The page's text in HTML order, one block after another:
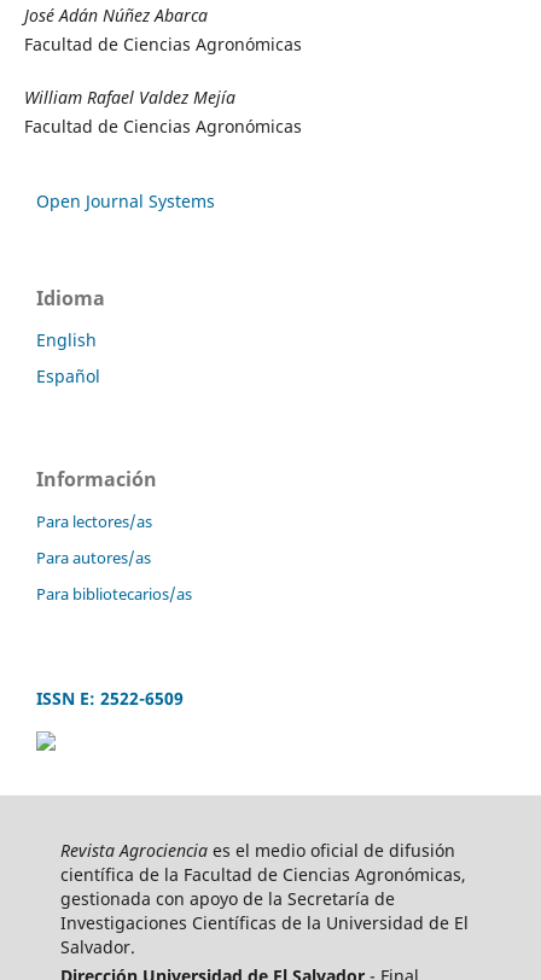
José Adán Núñez Abarca
Facultad de Ciencias Agronómicas
William Rafael Valdez Mejía
Facultad de Ciencias Agronómicas
Open Journal Systems
Idioma
English
Español
Información
Para lectores/as
Para autores/as
Para bibliotecarios/as
ISSN E: 2522-6509
Revista Agrocienciaes el medio oficial de difusión
científica de la Facultad de Ciencias Agronómicas,
gestionada con apoyo de la Secretaría de
Investigaciones Científicas de la Universidad de El
Salvador.